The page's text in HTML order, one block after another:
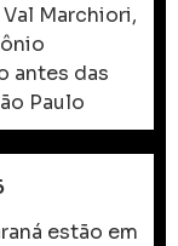
Marchiori,
antes das
Paulo
estão em